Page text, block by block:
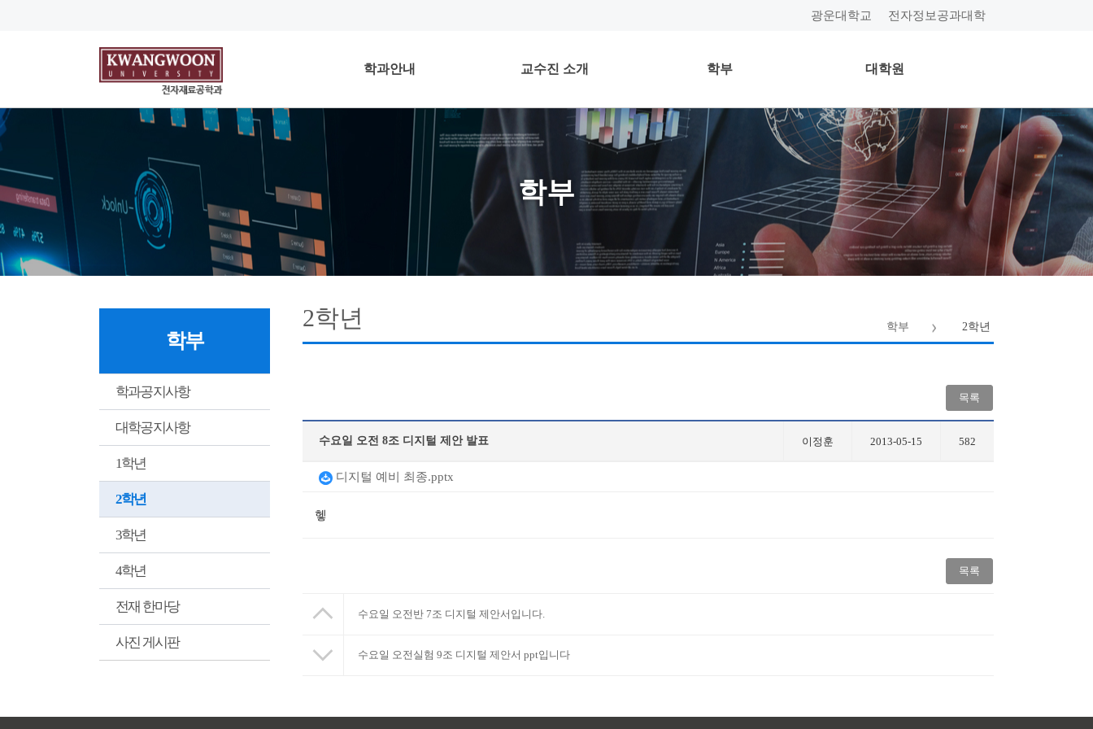
광운대학교 전자정보공과대학
학과안내 교수진 소개 학부 대학원
학부
학부
학과공지사항
대학공지사항
1학년
2학년
3학년
4학년
전재 한마당
사진 게시판
학부 2학년
2학년
목록
수요일 오전 8조 디지털 제안 발표 이정훈 2013-05-15 582
디지털 예비 최종.pptx
헿
목록
수요일 오전반 7조 디지털 제안서입니다.
수요일 오전실험 9조 디지털 제안서 ppt입니다